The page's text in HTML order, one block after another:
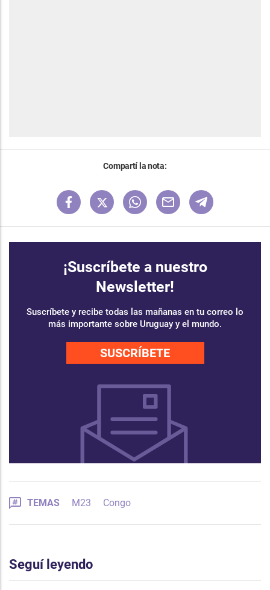
Compartí la nota:
¡Suscríbete a nuestro
Newsletter!
Suscríbete y recibe todas las mañanas en tu correo lo
más importante sobre Uruguay y el mundo.
SUSCRÍBETE
TEMAS M23 Congo
Seguí leyendo